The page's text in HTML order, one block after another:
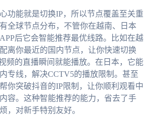
功能就是切换IP，所以节点覆盖至关重
全球节点分布，不管你在越南、日本
后它会智能推荐最优线路。比如在越
离你最近的国内节点，让你快速切换
频的直播瞬间就能播放。在日本，它能
专线，解决CCTV5的播放限制。甚至
你突破抖音的IP限制，让你顺利观看中
容。这种智能推荐的能力，省去了手
，对新手特别友好。